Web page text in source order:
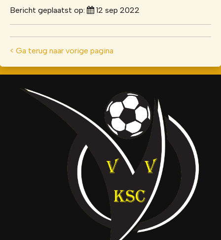
Bericht geplaatst op: 12 sep 2022
< Ga terug naar vorige pagina